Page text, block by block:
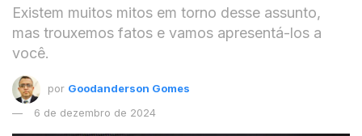
Existem muitos mitos em torno desse assunto,
mas trouxemos fatos e vamos apresentá-los a
você.
por Goodanderson Gomes
6 de dezembro de 2024